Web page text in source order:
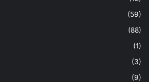
(59)
(88)
(1)
(3)
(9)